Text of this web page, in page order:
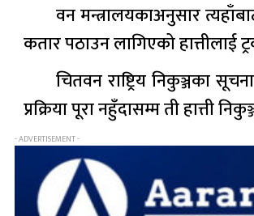
वन मन्त्रालयकाअनुसार
कतार पठाउन लागिएको हात्तीलाई
चितवन राष्ट्रिय निकुञ्जका
प्रक्रिया पूरा नहुँदासम्म ती हात्ती
- ADVERTISEMENT -